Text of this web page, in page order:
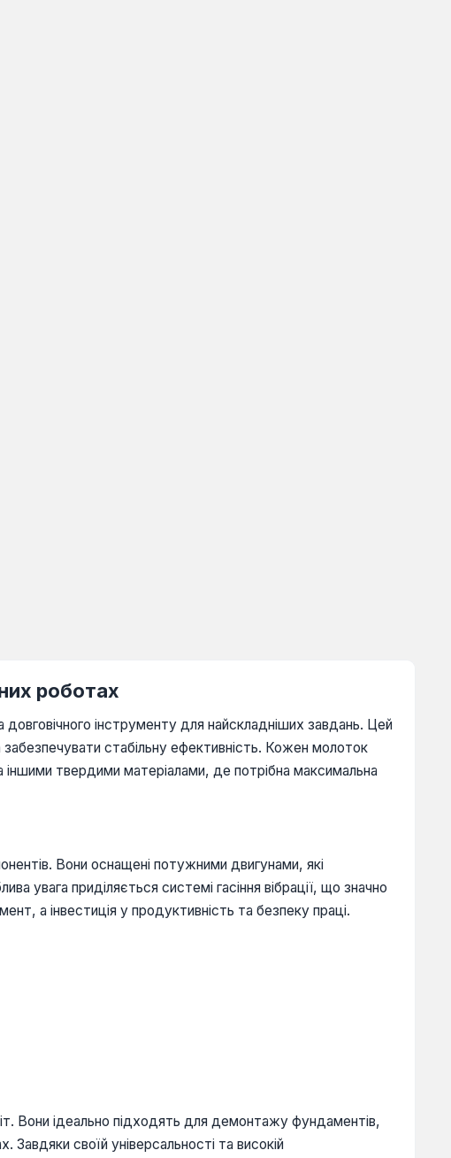
роботах
інструменту для найскладніших завдань. Цей
стабільну ефективність. Кожен молоток
твердими матеріалами, де потрібна максимальна
Вони оснащені потужними двигунами, які
увага приділяється системі гасіння вібрації, що значно
а інвестиція у продуктивність та безпеку праці.
Вони ідеально підходять для демонтажу фундаментів,
своїй універсальності та високій